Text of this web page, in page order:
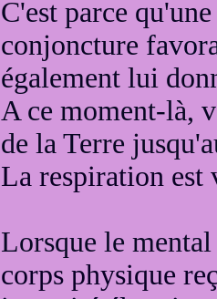
C'est parce
conjoncture
également lui
A ce moment-là,
de la Terre
La respiration est
Lorsque le
corps physique